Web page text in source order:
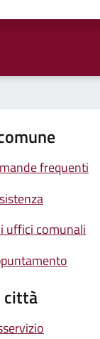
frequenti
uffici comunali
città